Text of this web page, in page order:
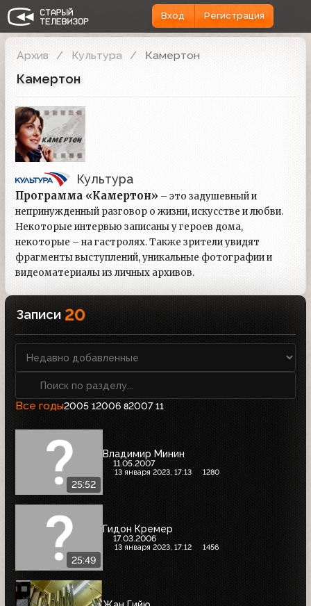
Вход Регистрация
Архив Культура Камертон
Камертон
Культура
Программа «Камертон» – это задушевный и
непринужденный разговор о жизни, искусстве и любви.
Некоторые интервью записаны у героев дома,
некоторые – на гастролях. Также зрители увидят
фрагменты выступлений, уникальные фотографии и
видеоматериалы из личных архивов.
Записи 20
Все годы2005 12006 82007 11
25:52
Владимир Минин
11.05.2007
13 января 2023, 17:13 1280
25:49
Гидон Кремер
17.03.2006
13 января 2023, 17:12 1456